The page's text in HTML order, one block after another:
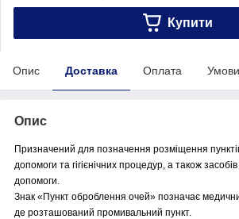
Купити
Опис Доставка Оплата
Опис
Призначений для позначення розміщення
допомоги та гігієнічних процедур, а також
допомоги.
Знак «Пункт оброблення очей» позначає
де розташований промивальний пункт.